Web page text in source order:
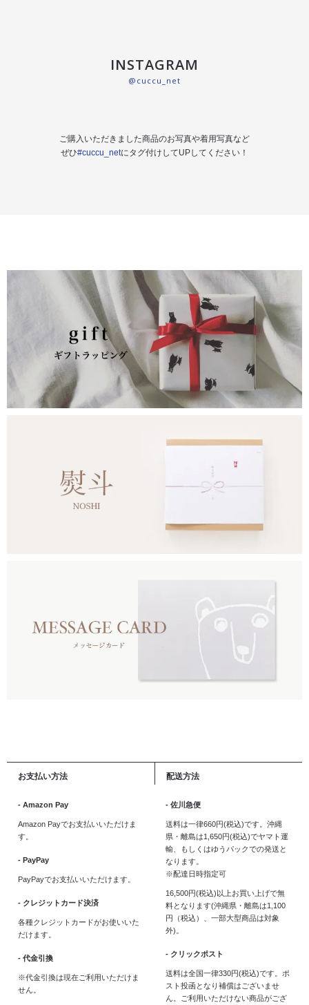
INSTAGRAM
@cuccu_net
ご購入いただきました商品のお写真や着用写真など
ぜひ#cuccu_netにタグ付けしてUPしてください！
お支払い方法
- Amazon Pay
Amazon Payでお支払いいただけま
す。
- PayPay
PayPayでお支払いいただけます。
- クレジットカード決済
各種クレジットカードがお使いいた
だけます。
- 代金引換
※代金引換は現在ご利用いただけま
せん。
配送方法
- 佐川急便
送料は一律660円(税込)です。沖縄
県・離島は1,650円(税込)でヤマト運
輸、もしくはゆうパックでの発送と
なります。
※配達日時指定可
16,500円(税込)以上お買い上げで無
料となります(沖縄県・離島は1,100
円（税込）、一部大型商品は対象
外)。
- クリックポスト
送料は全国一律330円(税込)です。ポ
スト投函となり補償はございませ
ん。ご利用いただけない商品がござ